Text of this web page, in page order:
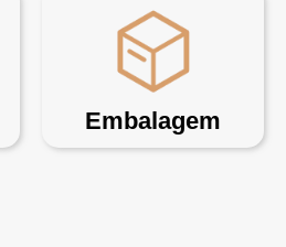
Embalagem